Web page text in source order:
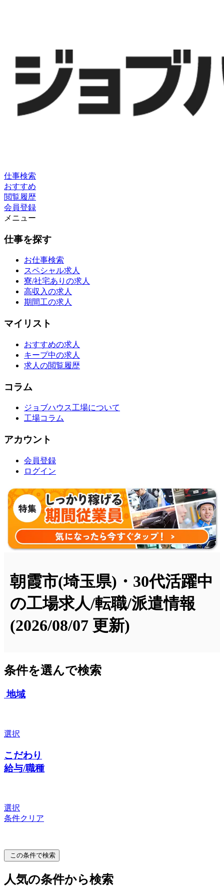
仕事検索
おすすめ
閲覧履歴
会員登録
メニュー
仕事を探す
お仕事検索
スペシャル求人
寮/社宅ありの求人
高収入の求人
期間工の求人
マイリスト
おすすめの求人
キープ中の求人
求人の閲覧履歴
コラム
ジョブハウス工場について
工場コラム
アカウント
会員登録
ログイン
朝霞市(埼玉県)・30代活躍中
の工場求人/転職/派遣情報
(2026/08/07 更新)
条件を選んで検索
地域
選択
こだわり
給与/職種
選択
条件クリア
この条件で検索
人気の条件から検索